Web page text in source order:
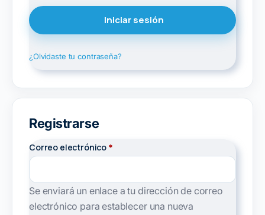
Iniciar sesión
¿Olvidaste tu contraseña?
Registrarse
Correo electrónico *Obligatorio
Se enviará un enlace a tu dirección de correo
electrónico para establecer una nueva